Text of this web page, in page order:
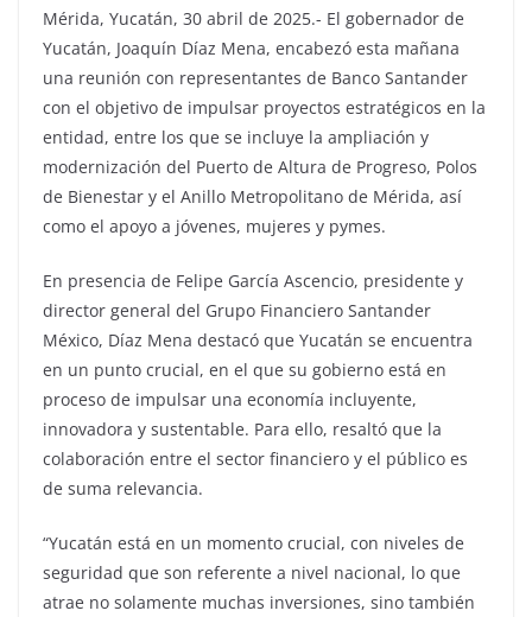
Mérida, Yucatán, 30 abril de 2025.- El gobernador de
Yucatán, Joaquín Díaz Mena, encabezó esta mañana
una reunión con representantes de Banco Santander
con el objetivo de impulsar proyectos estratégicos en la
entidad, entre los que se incluye la ampliación y
modernización del Puerto de Altura de Progreso, Polos
de Bienestar y el Anillo Metropolitano de Mérida, así
como el apoyo a jóvenes, mujeres y pymes.
En presencia de Felipe García Ascencio, presidente y
director general del Grupo Financiero Santander
México, Díaz Mena destacó que Yucatán se encuentra
en un punto crucial, en el que su gobierno está en
proceso de impulsar una economía incluyente,
innovadora y sustentable. Para ello, resaltó que la
colaboración entre el sector financiero y el público es
de suma relevancia.
“Yucatán está en un momento crucial, con niveles de
seguridad que son referente a nivel nacional, lo que
atrae no solamente muchas inversiones, sino también